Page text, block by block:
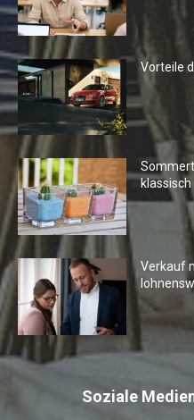
Vorteile
klassisch
Verkauf
Soziale